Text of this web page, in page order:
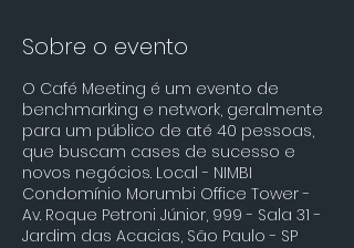
Sobre o evento
O Café Meeting é um evento de
benchmarking e network, geralmente
para um público de até 40 pessoas,
que buscam cases de sucesso e
novos negócios. Local - NIMBI
Condomínio Morumbi Office Tower -
Av. Roque Petroni Júnior, 999 - Sala 31 -
Jardim das Acacias, São Paulo - SP